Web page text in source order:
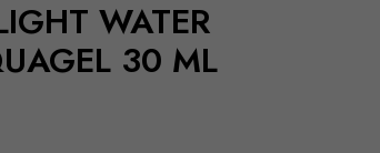
WATER
30 ML